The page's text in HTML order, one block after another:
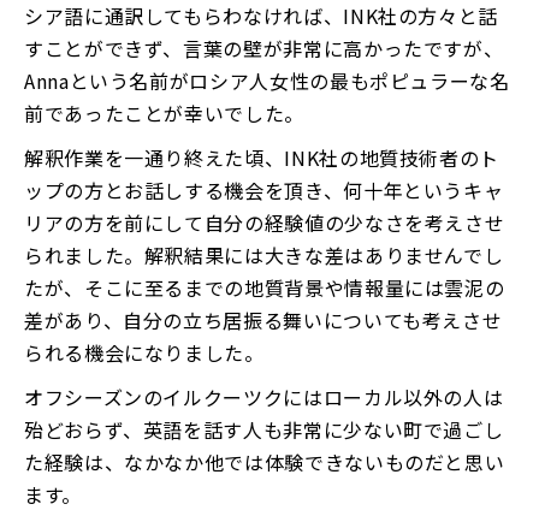
シア語に通訳してもらわなければ、INK社の方々と話
すことができず、言葉の壁が非常に高かったですが、
Annaという名前がロシア人女性の最もポピュラーな名
前であったことが幸いでした。
解釈作業を一通り終えた頃、INK社の地質技術者のト
ップの方とお話しする機会を頂き、何十年というキャ
リアの方を前にして自分の経験値の少なさを考えさせ
られました。解釈結果には大きな差はありませんでし
たが、そこに至るまでの地質背景や情報量には雲泥の
差があり、自分の立ち居振る舞いについても考えさせ
られる機会になりました。
オフシーズンのイルクーツクにはローカル以外の人は
殆どおらず、英語を話す人も非常に少ない町で過ごし
た経験は、なかなか他では体験できないものだと思い
ます。